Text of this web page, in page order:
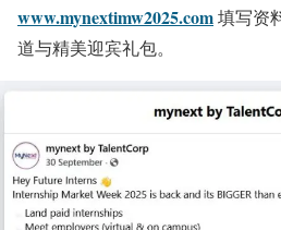
www.mynextimw2025.com填写资
道与精美迎宾礼包。